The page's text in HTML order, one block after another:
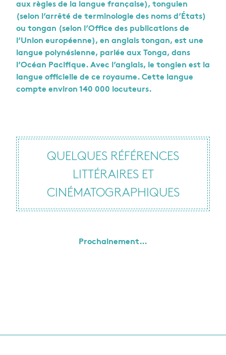
aux règles de la langue française), tonguien
(selon l’arrêté de terminologie des noms d’États)
ou tongan (selon l’Office des publications de
l’Union européenne), en anglais tongan, est une
langue polynésienne, parlée aux Tonga, dans
l’Océan Pacifique. Avec l’anglais, le tongien est la
langue officielle de ce royaume. Cette langue
compte environ 140 000 locuteurs.
QUELQUES RÉFÉRENCES
LITTÉRAIRES ET
CINÉMATOGRAPHIQUES
Prochainement…